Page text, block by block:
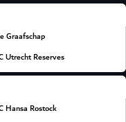
Graafschap
Utrecht Reserves
Hansa Rostock